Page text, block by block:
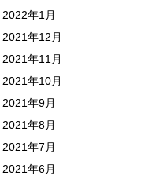
2022年1月
2021年12月
2021年11月
2021年10月
2021年9月
2021年8月
2021年7月
2021年6月